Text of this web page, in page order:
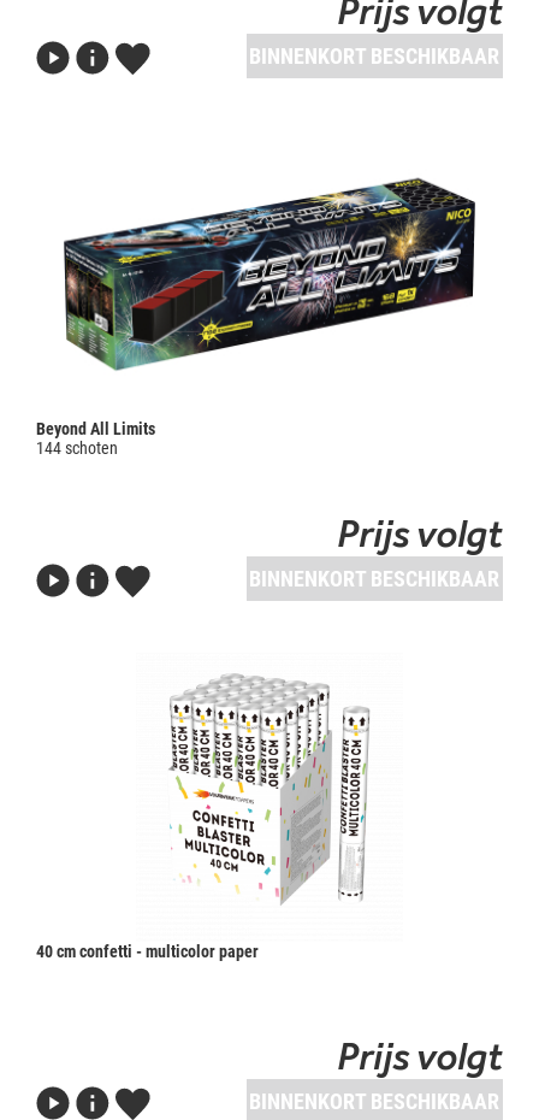
Prijs volgt
BINNENKORT BESCHIKBAAR
Beyond All Limits
144 schoten
Prijs volgt
BINNENKORT BESCHIKBAAR
40 cm confetti - multicolor paper
Prijs volgt
BINNENKORT BESCHIKBAAR